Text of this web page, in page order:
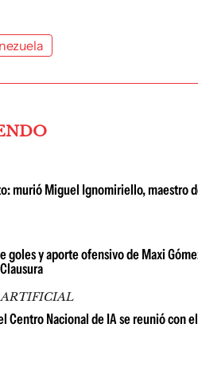
murió Miguel Ignomiriello, maestro
goles y aporte ofensivo de Maxi
Centro Nacional de IA se reunió con